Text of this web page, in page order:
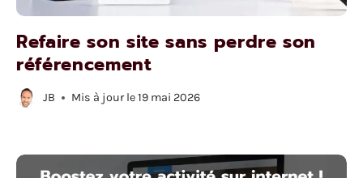
Refaire son site sans perdre son
référencement
JB Mis à jour le19 mai 2026